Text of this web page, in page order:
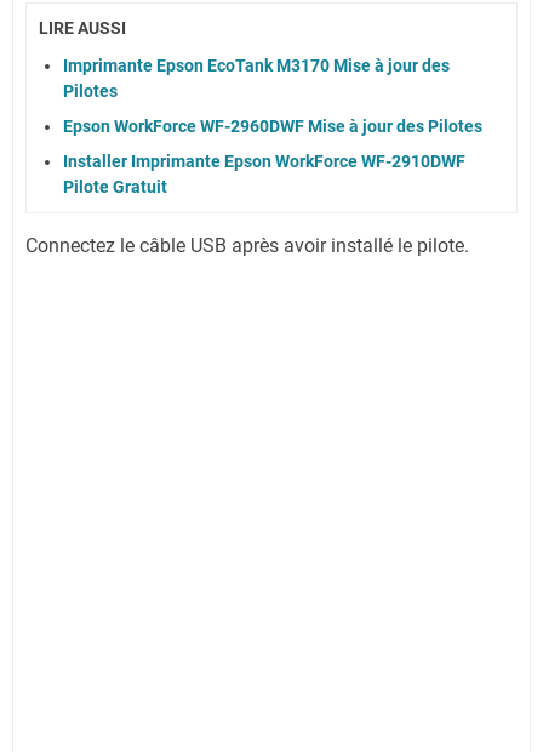
LIRE AUSSI
Imprimante Epson EcoTank M3170 Mise à jour des
Pilotes
Epson WorkForce WF-2960DWF Mise à jour des Pilotes
Installer Imprimante Epson WorkForce WF-2910DWF
Pilote Gratuit
Connectez le câble USB après avoir installé le pilote.